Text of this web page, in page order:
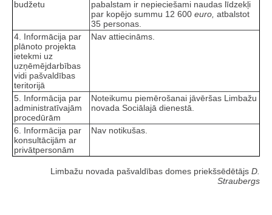
budžetu
pabalstam ir nepieciešami naudas līdzekļi
par kopējo summu 12 600 euro, atbalstot
35 personas.
4. Informācija par
plānoto projekta
ietekmi uz
uzņēmējdarbības
vidi pašvaldības
teritorijā
Nav attiecināms.
5. Informācija par
administratīvajām
procedūrām
Noteikumu piemērošanai jāvēršas Limbažu
novada Sociālajā dienestā.
6. Informācija par
konsultācijām ar
privātpersonām
Nav notikušas.
Limbažu novada pašvaldības domes priekšsēdētājs D.
Straubergs